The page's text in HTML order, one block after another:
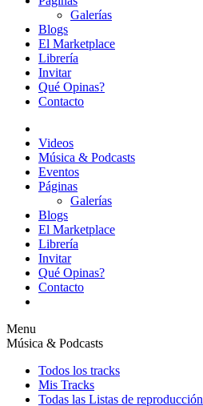
Galerías
Blogs
El Marketplace
Librería
Invitar
Qué Opinas?
Contacto
Videos
Música & Podcasts
Eventos
Páginas
Galerías
Blogs
El Marketplace
Librería
Invitar
Qué Opinas?
Contacto
Menu
Música & Podcasts
Todos los tracks
Mis Tracks
Todas las Listas de reproducción